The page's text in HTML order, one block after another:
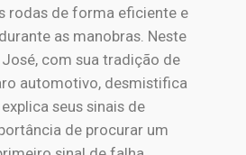
rodas de forma eficiente e
as manobras. Neste
com sua tradição de
automotivo, desmistifica
seus sinais de
de procurar um